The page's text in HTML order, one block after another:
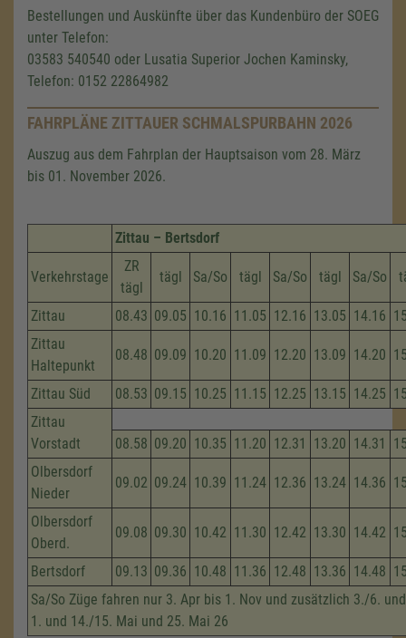
Bestellungen und Auskünfte über das Kundenbüro der SOEG
unter Telefon:
03583 540540 oder Lusatia Superior Jochen Kaminsky,
Telefon: 0152 22864982
FAHRPLÄNE ZITTAUER SCHMALSPURBAHN 2026
Auszug aus dem Fahrplan der Hauptsaison vom 28. März
bis 01. November 2026.
Zittau – Bertsdorf
Verkehrstage
ZR
tägl
tägl Sa/So tägl Sa/So tägl Sa/So
Zittau 08.43 09.05 10.16 11.05 12.16 13.05 14.16
Zittau
Haltepunkt
08.48 09.09 10.20 11.09 12.20 13.09 14.20
Zittau Süd 08.53 09.15 10.25 11.15 12.25 13.15 14.25
Zittau
Vorstadt
08.58 09.20 10.35 11.20 12.31 13.20 14.31
Olbersdorf
Nieder
09.02 09.24 10.39 11.24 12.36 13.24 14.36
Olbersdorf
Oberd.
09.08 09.30 10.42 11.30 12.42 13.30 14.42
Bertsdorf 09.13 09.36 10.48 11.36 12.48 13.36 14.48
Sa/So Züge fahren nur 3. Apr bis 1. Nov und zusätzlich 3./6.
1. und 14./15. Mai und 25. Mai 26